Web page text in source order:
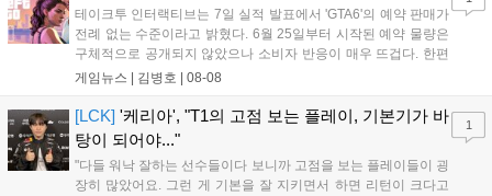
테이크투 인터랙티브는 7일 실적 발표에서 'GTA6'의 예약 판매가
전례 없는 수준이라고 밝혔다. 6월 25일부터 시작된 예약 물량은
구체적으로 공개되지 않았으나 소비자 반응이 매우 뜨겁다. 한편
11월 19일 PS5와 Xbox 시리즈 X|S로 정식 출시될 예정이며, 록
상 'Grand Theft Auto VI: An Extended Look'을 최초 공개할 계획
이다....
게임뉴스 | 김병호 08-08
[LCK] '케리아', "T1의 고점 보는 플레이, 기본기가 바
탕이 되어야..."
"다들 워낙 잘하는 선수들이다 보니까 고점을 보는 플레이들이 굉
장히 많았어요. 그런 게 기본을 잘 지키면서 하면 리턴이 크다고
1